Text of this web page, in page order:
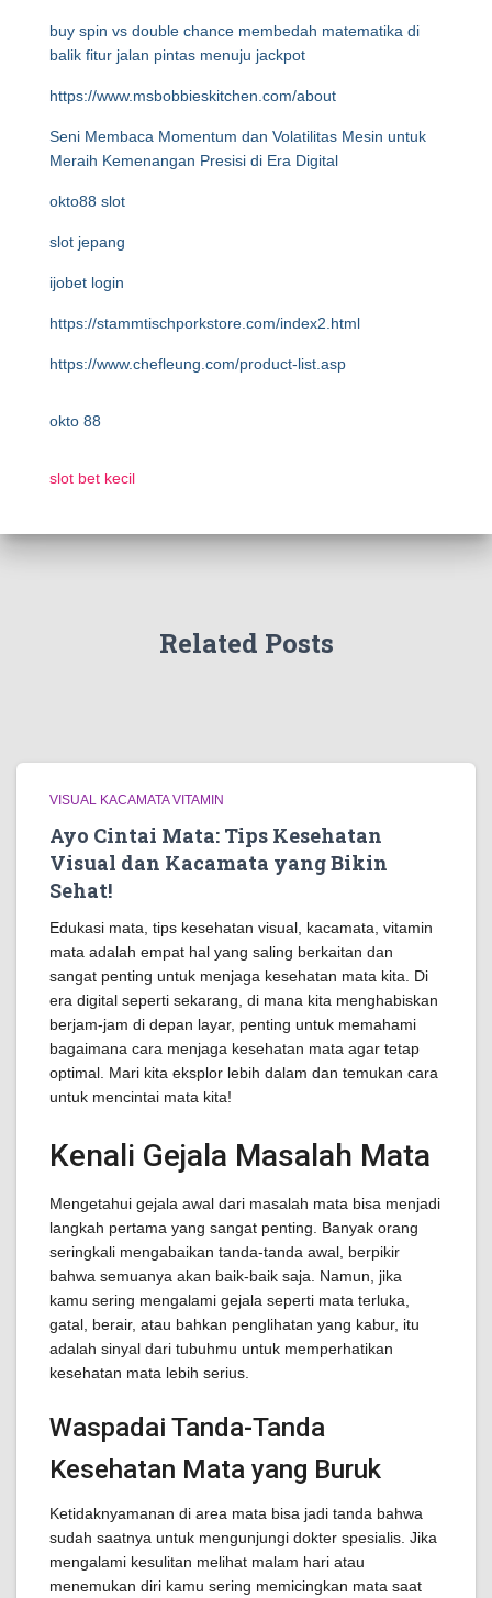
buy spin vs double chance membedah matematika di
balik fitur jalan pintas menuju jackpot
https://www.msbobbieskitchen.com/about
Seni Membaca Momentum dan Volatilitas Mesin untuk
Meraih Kemenangan Presisi di Era Digital
okto88 slot
slot jepang
ijobet login
https://stammtischporkstore.com/index2.html
https://www.chefleung.com/product-list.asp
okto 88
slot bet kecil
Related Posts
VISUAL KACAMATA VITAMIN
Ayo Cintai Mata: Tips Kesehatan
Visual dan Kacamata yang Bikin
Sehat!
Edukasi mata, tips kesehatan visual, kacamata, vitamin
mata adalah empat hal yang saling berkaitan dan
sangat penting untuk menjaga kesehatan mata kita. Di
era digital seperti sekarang, di mana kita menghabiskan
berjam-jam di depan layar, penting untuk memahami
bagaimana cara menjaga kesehatan mata agar tetap
optimal. Mari kita eksplor lebih dalam dan temukan cara
untuk mencintai mata kita!
Kenali Gejala Masalah Mata
Mengetahui gejala awal dari masalah mata bisa menjadi
langkah pertama yang sangat penting. Banyak orang
seringkali mengabaikan tanda-tanda awal, berpikir
bahwa semuanya akan baik-baik saja. Namun, jika
kamu sering mengalami gejala seperti mata terluka,
gatal, berair, atau bahkan penglihatan yang kabur, itu
adalah sinyal dari tubuhmu untuk memperhatikan
kesehatan mata lebih serius.
Waspadai Tanda-Tanda
Kesehatan Mata yang Buruk
Ketidaknyamanan di area mata bisa jadi tanda bahwa
sudah saatnya untuk mengunjungi dokter spesialis. Jika
mengalami kesulitan melihat malam hari atau
menemukan diri kamu sering memicingkan mata saat